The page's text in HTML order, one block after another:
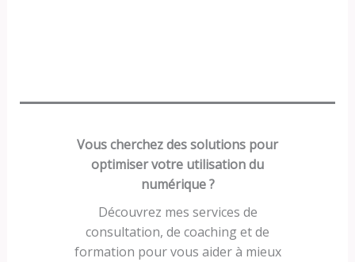
Vous cherchez des solutions pour
optimiser votre utilisation du
numérique ?
Découvrez mes services de
consultation, de coaching et de
formation pour vous aider à mieux